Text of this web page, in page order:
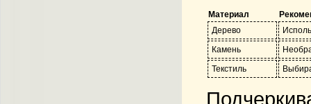
Материал
Дерево
Камень
Текстиль